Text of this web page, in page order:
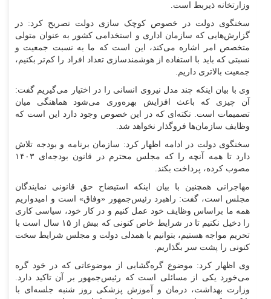
وزارتخانه ذیربط است.
سخنگوی دولت در خصوص کوچک سازی دولت تصریح کرد: در
گزارش‌هایی که سازمان اداری و استخدامی کشور به عنوان متولی
متخصص امر اشاره می‌کند، این است که ما به نسبت جمعیت و
نسبتی که باید با استفاده از هوشمندسازی تعداد افراد را کم‌تر بکنیم،
جمعیت بالاتری داریم.
وی با بیان اینکه چند مدل نیروی انسانی را در اختیار می‌گیریم گفت:
آن چیزی که باعث افزایش بهره‌وری می‌شود هماهنگی میان
تصمیمات است. نکته‌ای که در این خصوص وجود دارد این است که
وظایف سازمان‌ها فروگذار نخواهد شد.
سخنگوی دولت در ادامه اظهار کرد: سازمان برنامه و بودجه تلاش
دارد تا همه آنچه را که مجلس محترم در قانون بودجه‌ای ۱۴۰۳
مصوب کرده، پرداخت بکند.
مهاجرانی همچنین با بیان اینکه استیضاح حق قانونی نمایندگان
مجلس است، گفت: راهبرد رئیس‌جمهور «وفاق» است و امیدواریم
همه ما براساس وظایف خود عمل کنیم و در کار خود، سیاسی کاری
را دخیل نکنیم تا در شرایط خاص کنونی که بیش از ۱۵ سال است با
تحریم مواجه هستیم، بتوانیم با همدلی دولت و مجلس شرایط سخت
کنونی را پشت سر بگذاریم.
وی اظهار کرد: موضوع گره‌گشایی از موضوعاتی که در خود گره
می‌خورد یکی از مسائلی است که رئیس‌جمهور بر آن تاکید دارد.
وزارت بهداشت، درمان و آموزش پزشکی روز شنبه جلسه‌ای با